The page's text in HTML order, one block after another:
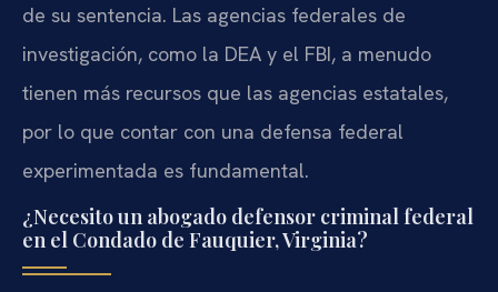
de su sentencia. Las agencias federales de
investigación, como la DEA y el FBI, a menudo
tienen más recursos que las agencias estatales,
por lo que contar con una defensa federal
experimentada es fundamental.
¿Necesito un abogado defensor criminal federal
en el Condado de Fauquier, Virginia?